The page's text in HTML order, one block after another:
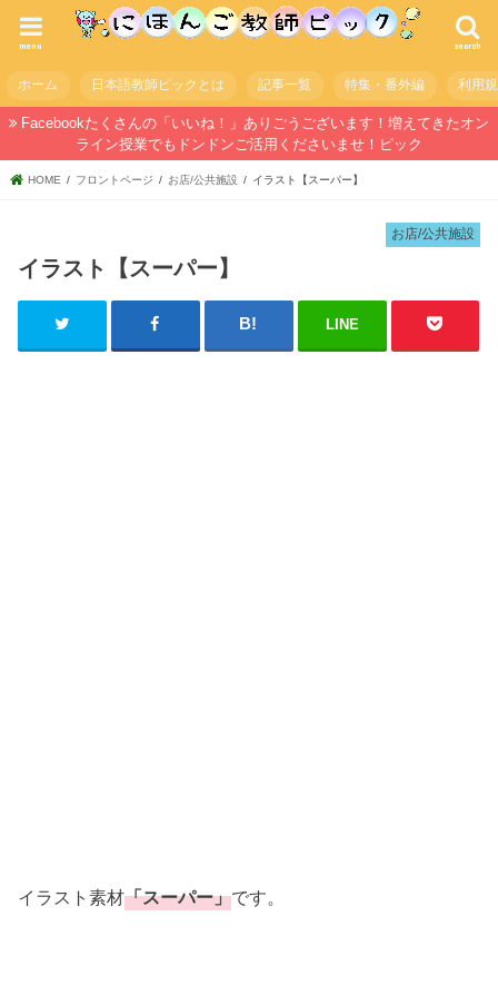
search
menu
ホーム 日本語教師ピックとは 記事一覧 特集・番外編 利用
Facebookたくさんの「いいね！」ありごうございます！増えてきたオン
ライン授業でもドンドンご活用くださいませ！ピック
HOME フロントページ お店/公共施設 イラスト【スーパー】
お店/公共施設
イラスト【スーパー】
LINE
イラスト素材「スーパー」です。